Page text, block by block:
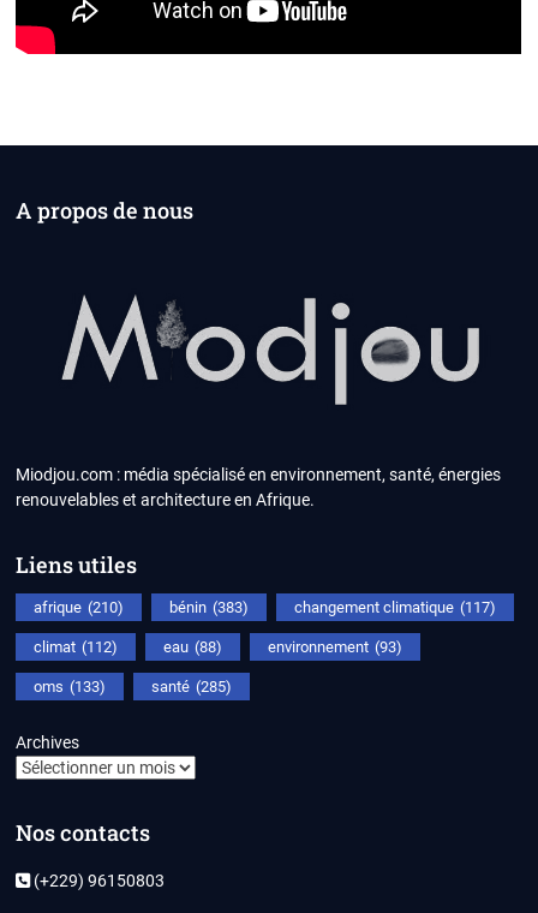
A propos de nous
Miodjou.com : média spécialisé en environnement, santé, énergies
renouvelables et architecture en Afrique.
Liens utiles
afrique (210) bénin (383) changement climatique (117)
climat (112) eau (88) environnement (93)
oms (133) santé (285)
Archives
Nos contacts
(+229) 96150803